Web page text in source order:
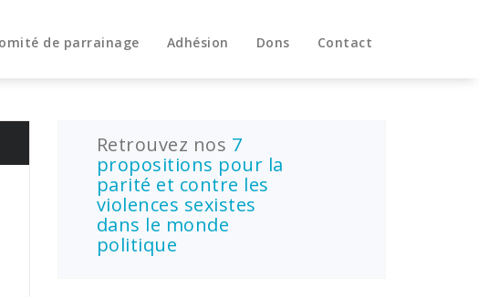
de parrainage Adhésion Dons Contact
Retrouvez nos 7
propositions pour la
parité et contre les
violences sexistes
dans le monde
politique